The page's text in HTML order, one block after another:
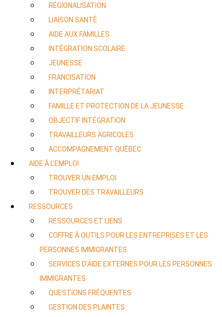
RÉGIONALISATION
LIAISON SANTÉ
AIDE AUX FAMILLES
INTÉGRATION SCOLAIRE
JEUNESSE
FRANCISATION
INTERPRÉTARIAT
FAMILLE ET PROTECTION DE LA JEUNESSE
OBJECTIF INTÉGRATION
TRAVAILLEURS AGRICOLES
ACCOMPAGNEMENT QUÉBEC
AIDE À L’EMPLOI
TROUVER UN EMPLOI
TROUVER DES TRAVAILLEURS
RESSOURCES
RESSOURCES ET LIENS
COFFRE À OUTILS POUR LES ENTREPRISES ET LES
PERSONNES IMMIGRANTES
SERVICES D’AIDE EXTERNES POUR LES PERSONNES
IMMIGRANTES
QUESTIONS FRÉQUENTES
GESTION DES PLAINTES